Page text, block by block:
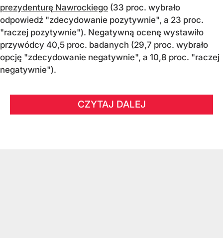
prezydenturę Nawrockiego (33 proc. wybrało
odpowiedź "zdecydowanie pozytywnie", a 23 proc.
"raczej pozytywnie"). Negatywną ocenę wystawiło
przywódcy 40,5 proc. badanych (29,7 proc. wybrało
opcję "zdecydowanie negatywnie", a 10,8 proc. "raczej
negatywnie").
CZYTAJ DALEJ